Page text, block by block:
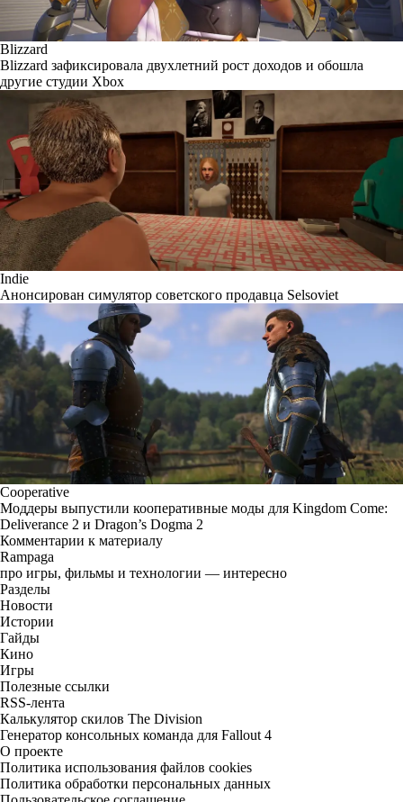
Blizzard
Blizzard зафиксировала двухлетний рост доходов и обошла
другие студии Xbox
Indie
Анонсирован симулятор советского продавца Selsoviet
Cooperative
Моддеры выпустили кооперативные моды для Kingdom Come:
Deliverance 2 и Dragon’s Dogma 2
Комментарии к материалу
Rampaga
про игры, фильмы и технологии — интересно
Разделы
Новости
Истории
Гайды
Кино
Игры
Полезные ссылки
RSS-лента
Калькулятор скилов The Division
Генератор консольных команда для Fallout 4
О проекте
Политика использования файлов cookies
Политика обработки персональных данных